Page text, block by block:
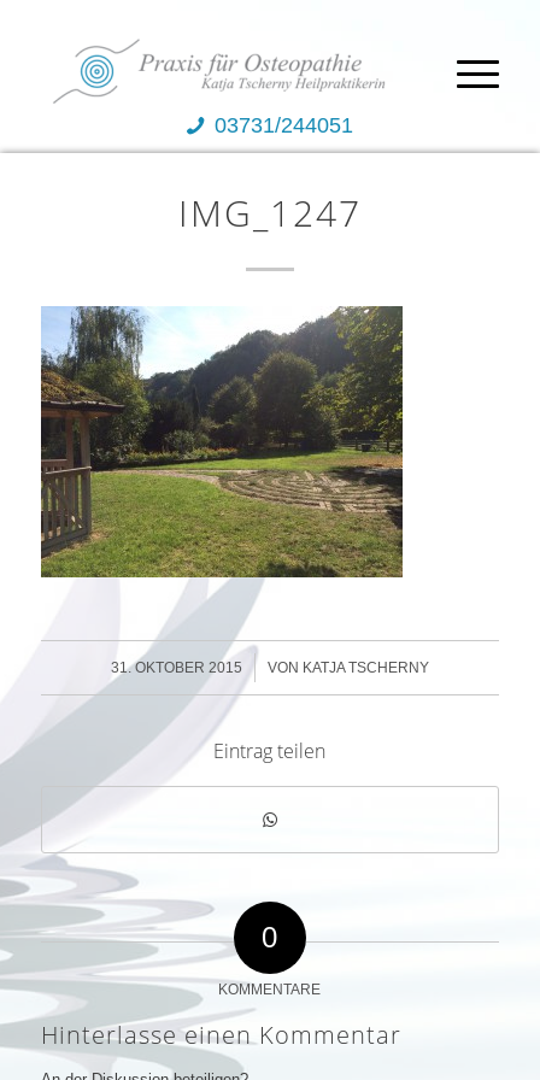
03731/244051
IMG_1247
31. OKTOBER 2015
/ VON KATJA TSCHERNY
Eintrag teilen
0
KOMMENTARE
Hinterlasse einen Kommentar